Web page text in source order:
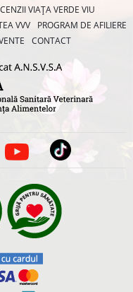
VIAȚA VERDE VIU
VVV
PROGRAM DE AFILIERE
CONTACT